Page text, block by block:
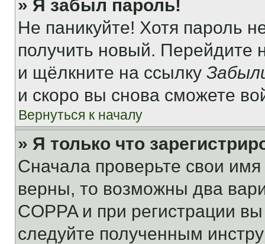
» Я забыл пароль!
Не паникуйте! Хотя пароль
получить новый. Перейдите
и щёлкните на ссылку
и скоро вы снова сможете
Вернуться к началу
» Я только что
Сначала проверьте свои
верны, то возможны два
COPPA и при регистрации
следуйте полученным